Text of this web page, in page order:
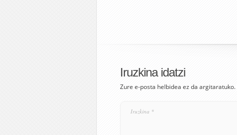
Iruzkina idatzi
Zure e-posta helbidea ez da argitaratuko.